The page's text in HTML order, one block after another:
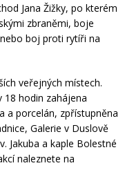
Jana Žižky, po kterém
zbraněmi, boje
boj proti rytíři na
veřejných místech.
18 hodin zahájena
a porcelán, zpřístupněna
Galerie v Duslově
Jakuba a kaple Bolestné
naleznete na